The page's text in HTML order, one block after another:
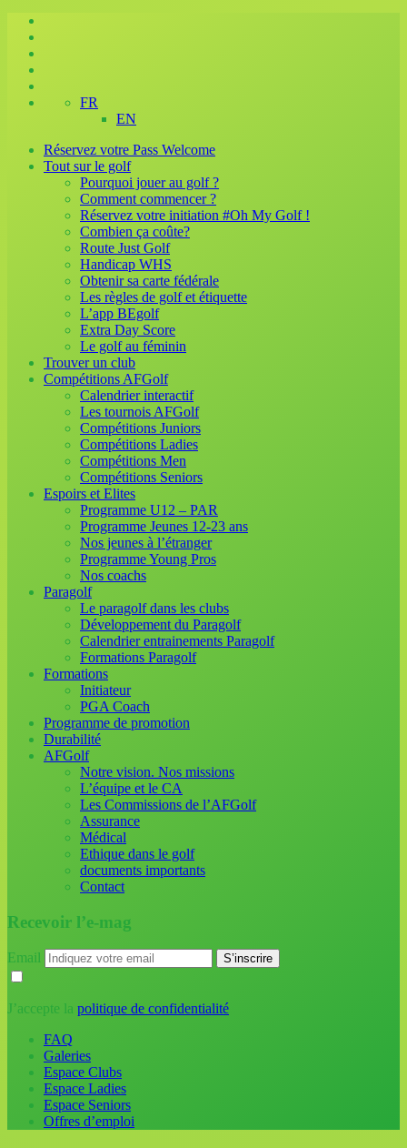
FR
EN
Réservez votre Pass Welcome
Tout sur le golf
Pourquoi jouer au golf ?
Comment commencer ?
Réservez votre initiation #Oh My Golf !
Combien ça coûte?
Route Just Golf
Handicap WHS
Obtenir sa carte fédérale
Les règles de golf et étiquette
L’app BEgolf
Extra Day Score
Le golf au féminin
Trouver un club
Compétitions AFGolf
Calendrier interactif
Les tournois AFGolf
Compétitions Juniors
Compétitions Ladies
Compétitions Men
Compétitions Seniors
Espoirs et Elites
Programme U12 – PAR
Programme Jeunes 12-23 ans
Nos jeunes à l’étranger
Programme Young Pros
Nos coachs
Paragolf
Le paragolf dans les clubs
Développement du Paragolf
Calendrier entrainements Paragolf
Formations Paragolf
Formations
Initiateur
PGA Coach
Programme de promotion
Durabilité
AFGolf
Notre vision. Nos missions
L’équipe et le CA
Les Commissions de l’AFGolf
Assurance
Médical
Ethique dans le golf
documents importants
Contact
Recevoir l’e-mag
Email
J’accepte la politique de confidentialité
FAQ
Galeries
Espace Clubs
Espace Ladies
Espace Seniors
Offres d’emploi